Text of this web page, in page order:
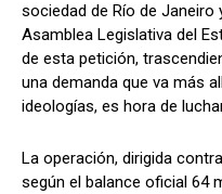
sociedad de Río de
Asamblea Legislativa del
de esta petición,
una demanda que va más
ideologías, es hora de
La operación, dirigida
según el balance oficial 64